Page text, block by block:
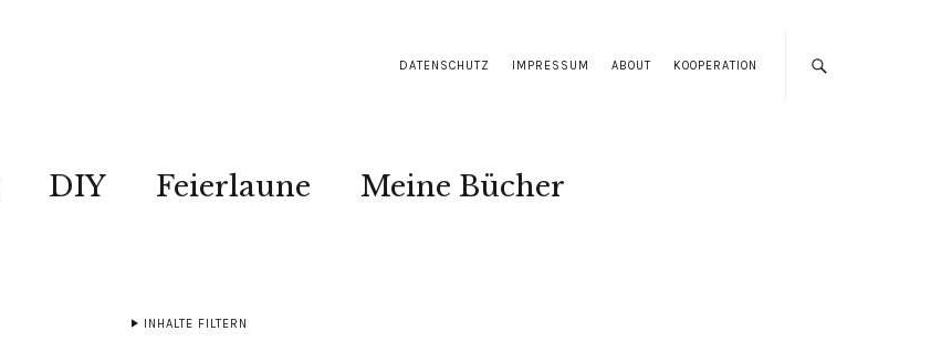
DATENSCHUTZ IMPRESSUM ABOUT KOOPERATION
DIY Feierlaune Meine Bücher
INHALTE FILTERN